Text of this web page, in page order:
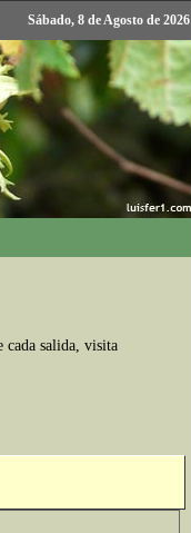
Sábado, 8 de Agosto de 2026
cada salida, visita